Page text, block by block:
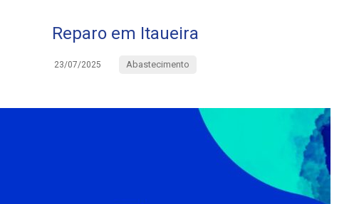
Reparo em Itaueira
23/07/2025 Abastecimento